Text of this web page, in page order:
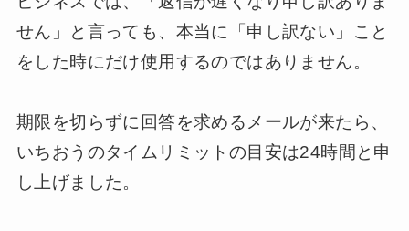
せん」と言っても、本当に「申し訳ない」こと
をした時にだけ使用するのではありません。
期限を切らずに回答を求めるメールが来たら、
いちおうのタイムリミットの目安は24時間と申
し上げました。